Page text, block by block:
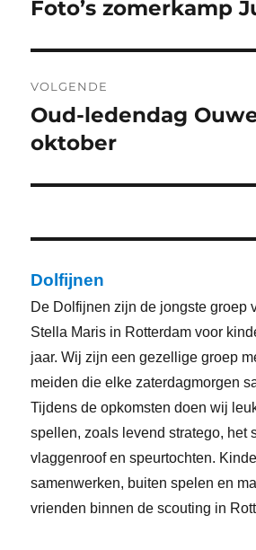
Vorig
Foto’s zomerkamp
VOLGENDE
Volgend
bericht:
Oud-ledendag
oktober
Dolfijnen
De Dolfijnen zijn de jongste groep
Stella Maris in Rotterdam voor
jaar. Wij zijn een gezellige groep
meiden die elke zaterdagmorgen
Tijdens de opkomsten doen wij
spellen, zoals levend stratego, het
vlaggenroof en speurtochten.
samenwerken, buiten spelen en
vrienden binnen de scouting in